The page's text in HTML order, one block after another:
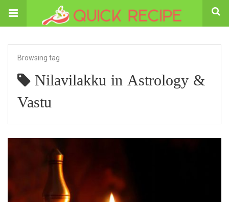
Browsing tag
Nilavilakku in Astrology &
Vastu